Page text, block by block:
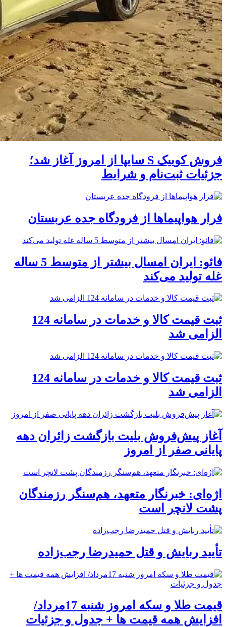
فروش کوییک S سایپا از امروز آغاز شد؛
جزئیات ثبت‌نام و شرایط
فرار هواپیماها از فرودگاه جده عربستان
فائو: ایران امسال بیشتر از متوسط 5 ساله
غله تولید می‌کند
ثبت قیمت کالا و خدمات در سامانه 124
الزامی شد
ثبت قیمت کالا و خدمات در سامانه 124
الزامی شد
آغاز پیش‌فروش بلیت بازگشت زائران دهه
پایانی صفر از امروز
اژه‌ای: خبرنگار متعهد، هم‌سنگر رزمندگان
پشت لانچر است
تأیید ربایش و قتل حمیدرضا رجب‌زاده
قیمت طلا و سکه امروز شنبه 17مرداد/
افزایش همه قیمت ها + جدول و جزئیات